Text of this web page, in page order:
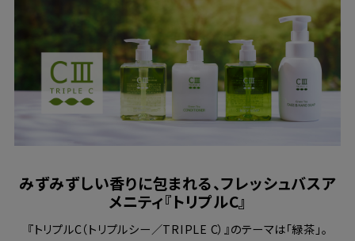
みずみずしい香りに包まれる、フレッシュバスア
メニティ『トリプルC』
『トリプルC（トリプルシー／TRIPLE C）』のテーマは「緑茶」。